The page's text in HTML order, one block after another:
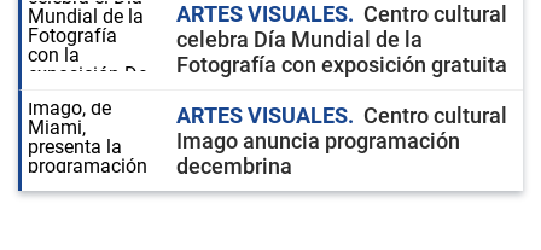
ARTES VISUALES
Centro cultural
celebra Día Mundial de la
Fotografía con exposición gratuita
ARTES VISUALES
Centro cultural
Imago anuncia programación
decembrina